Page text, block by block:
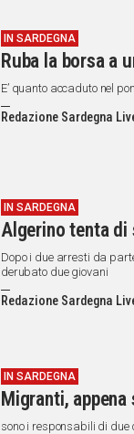
IN SARDEGNA
Ruba la borsa a
E’ quanto accaduto nel
Redazione Sardegna
IN SARDEGNA
Algerino tenta di
Dopo i due arresti da
derubato due giovani
Redazione Sardegna
IN SARDEGNA
Migranti, appena
sono i responsabili di